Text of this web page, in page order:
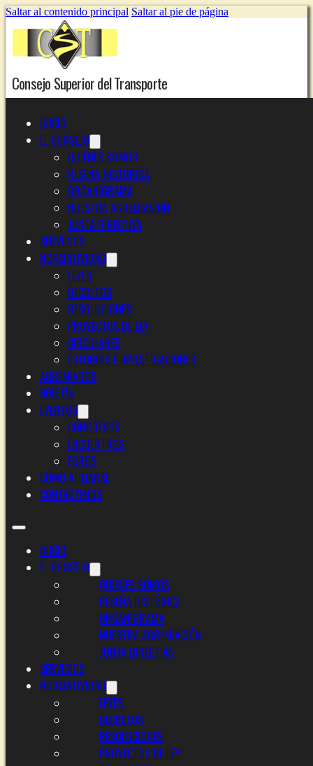
Saltar al contenido principal Saltar al pie de página
Consejo Superior del Transporte
INICIO
EL CONSEJO
QUIÉNES SOMOS
RESEÑA HISTÓRICA
ORGANIGRAMA
NUESTRA AGREMIACIÓN
JUNTA DIRECTIVA
SERVICIOS
NORMATIVIDAD
LEYES
DECRETOS
RESOLUCIONES
PROYECTOS DE LEY
CIRCULARES
ESTUDIOS E INVESTIGACIONES
AGREMIADOS
BOLETÍN
EVENTOS
CONGRESOS
ENCUENTROS
FOROS
CÓMO AFILIARSE
CONTÁCTENOS
INICIO
EL CONSEJO
QUIÉNES SOMOS
RESEÑA HISTÓRICA
ORGANIGRAMA
NUESTRA AGREMIACIÓN
JUNTA DIRECTIVA
SERVICIOS
NORMATIVIDAD
LEYES
DECRETOS
RESOLUCIONES
PROYECTOS DE LEY